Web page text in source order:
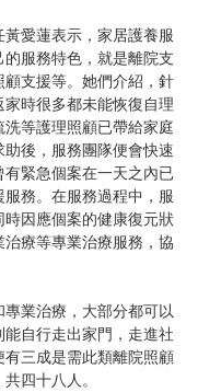
愛蓮表示，家居護養服
服務特色，就是離院支
支援等。她們介紹，針
時很多都未能恢復自理
等護理照顧已帶給家庭
後，服務團隊便會快速
緊急個案在一天之內已
務。在服務過程中，服
因應個案的健康復元狀
療等專業治療服務，協
業治療，大部分都可以
自行走出家門，走進社
三成是需此類離院照顧
四十八人。